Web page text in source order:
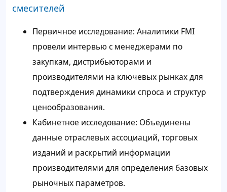
смесителей
Первичное исследование: Аналитики FMI
провели интервью с менеджерами по
закупкам, дистрибьюторами и
производителями на ключевых рынках для
подтверждения динамики спроса и структур
ценообразования.
Кабинетное исследование: Объединены
данные отраслевых ассоциаций, торговых
изданий и раскрытий информации
производителями для определения базовых
рыночных параметров.